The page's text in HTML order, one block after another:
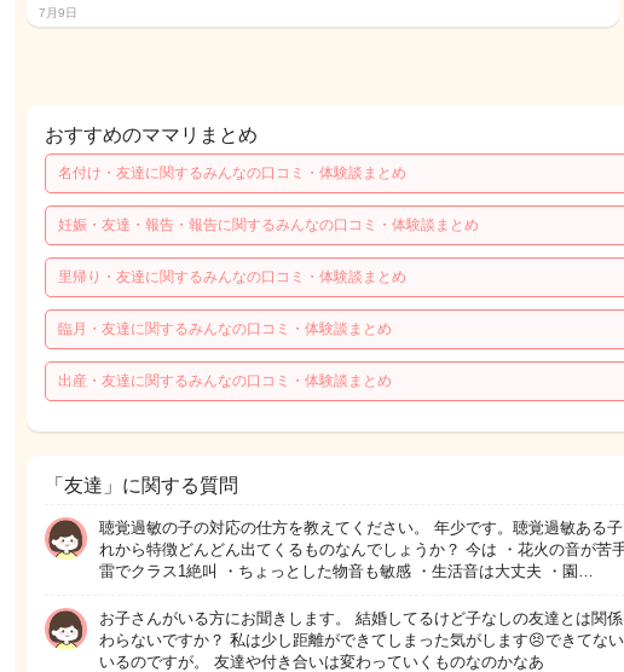
7月9日
おすすめのママリまとめ
名付け・友達に関するみんなの口コミ・体験談まとめ
妊娠・友達・報告・報告に関するみんなの口コミ・体験談まとめ
里帰り・友達に関するみんなの口コミ・体験談まとめ
臨月・友達に関するみんなの口コミ・体験談まとめ
出産・友達に関するみんなの口コミ・体験談まとめ
「友達」に関する質問
聴覚過敏の子の対応の仕方を教えてください。 年少です。聴覚過敏ある
れから特徴どんどん出てくるものなんでしょうか？ 今は ・花火の音が苦
雷でクラス1絶叫 ・ちょっとした物音も敏感 ・生活音は大丈夫 ・園…
お子さんがいる方にお聞きします。 結婚してるけど子なしの友達とは関
わらないですか？ 私は少し距離ができてしまった気がします😣できてな
いるのですが。 友達や付き合いは変わっていくものなのかなあ